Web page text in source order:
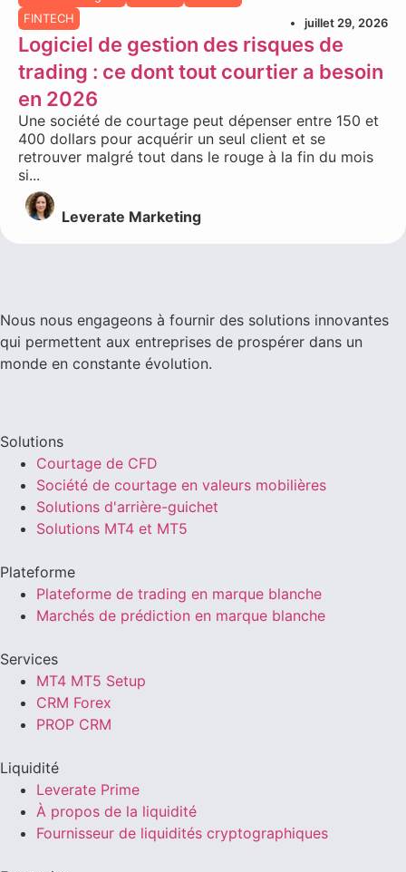
FINTECH
juillet 29, 2026
Logiciel de gestion des risques de
trading : ce dont tout courtier a besoin
en 2026
Une société de courtage peut dépenser entre 150 et
400 dollars pour acquérir un seul client et se
retrouver malgré tout dans le rouge à la fin du mois
si...
Leverate Marketing
Nous nous engageons à fournir des solutions innovantes
qui permettent aux entreprises de prospérer dans un
monde en constante évolution.
Solutions
Courtage de CFD
Société de courtage en valeurs mobilières
Solutions d'arrière-guichet
Solutions MT4 et MT5
Plateforme
Plateforme de trading en marque blanche
Marchés de prédiction en marque blanche
Services
MT4 MT5 Setup
CRM Forex
PROP CRM
Liquidité
Leverate Prime
À propos de la liquidité
Fournisseur de liquidités cryptographiques